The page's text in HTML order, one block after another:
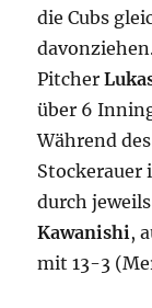
die Cubs
Pitcher
über 6
Während
Stockerauer
durch
Kawanishi,
mit 13-3